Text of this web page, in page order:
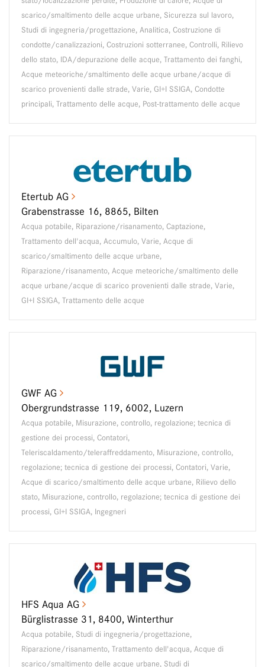
scarico/smaltimento delle acque urbane, Sicurezza sul lavoro,
Studi di ingegneria/progettazione, Analitica, Costruzione di
condotte/canalizzazioni, Costruzioni sotterranee, Controlli, Rilievo
dello stato, IDA/depurazione delle acque, Trattamento dei fanghi,
Acque meteoriche/smaltimento delle acque urbane/acque di
scarico provenienti dalle strade, Varie, GI+I SSIGA, Condotte
principali, Trattamento delle acque, Post-trattamento delle acque
Etertub AG
Grabenstrasse 16, 8865, Bilten
Acqua potabile, Riparazione/risanamento, Captazione,
Trattamento dell'acqua, Accumulo, Varie, Acque di
scarico/smaltimento delle acque urbane,
Riparazione/risanamento, Acque meteoriche/smaltimento delle
acque urbane/acque di scarico provenienti dalle strade, Varie,
GI+I SSIGA, Trattamento delle acque
GWF AG
Obergrundstrasse 119, 6002, Luzern
Acqua potabile, Misurazione, controllo, regolazione; tecnica di
gestione dei processi, Contatori,
Teleriscaldamento/teleraffreddamento, Misurazione, controllo,
regolazione; tecnica di gestione dei processi, Contatori, Varie,
Acque di scarico/smaltimento delle acque urbane, Rilievo dello
stato, Misurazione, controllo, regolazione; tecnica di gestione dei
processi, GI+I SSIGA, Ingegneri
HFS Aqua AG
Bürglistrasse 31, 8400, Winterthur
Acqua potabile, Studi di ingegneria/progettazione,
Riparazione/risanamento, Trattamento dell'acqua, Acque di
scarico/smaltimento delle acque urbane, Studi di